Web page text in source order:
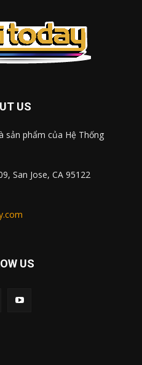
US
sản phẩm của Hệ Thống
San Jose, CA 95122
US